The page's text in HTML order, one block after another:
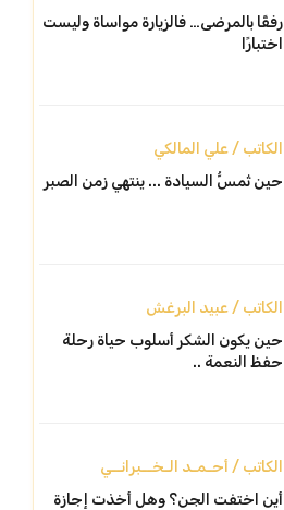
رفقًا بالمرضى… فالزيارة مواساة وليست
اختبارًا
الكاتب / علي المالكي
حين تُمسُّ السيادة ... ينتهي زمن الصبر
الكاتب / عبيد البرغش
حين يكون الشكر أسلوب حياة رحلة
حفظ النعمة ..
الكاتب / أحـمـد الـخــبرانــي
أين اختفت الجن؟ وهل أخذت إجازة